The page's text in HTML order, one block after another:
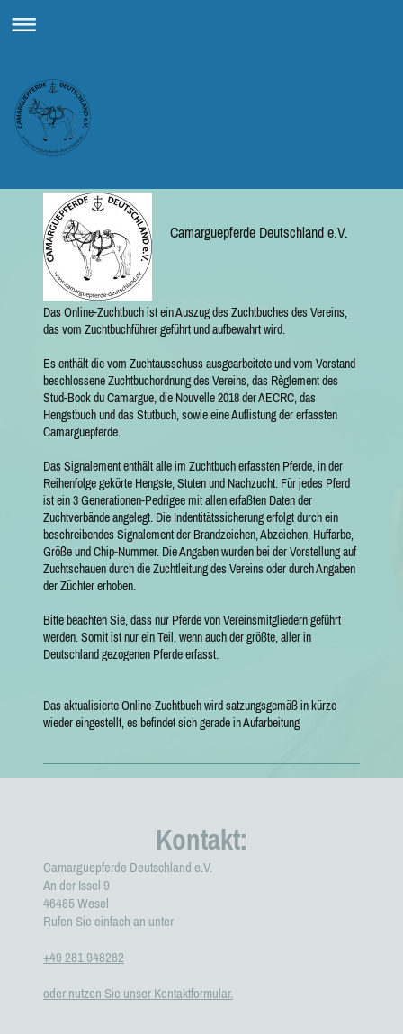
Camarguepferde Deutschland e.V.
Das Online-Zuchtbuch ist ein Auszug des Zuchtbuches des Vereins,
das vom Zuchtbuchführer geführt und aufbewahrt wird.
Es enthält die vom Zuchtausschuss ausgearbeitete und vom Vorstand
beschlossene Zuchtbuchordnung des Vereins, das Règlement des
Stud-Book du Camargue, die Nouvelle 2018 der AECRC, das
Hengstbuch und das Stutbuch, sowie eine Auflistung der erfassten
Camarguepferde.
Das Signalement enthält alle im Zuchtbuch erfassten Pferde, in der
Reihenfolge gekörte Hengste, Stuten und Nachzucht. Für jedes Pferd
ist ein 3 Generationen-Pedrigee mit allen erfaßten Daten der
Zuchtverbände angelegt. Die Indentitätssicherung erfolgt durch ein
beschreibendes Signalement der Brandzeichen, Abzeichen, Huffarbe,
Größe und Chip-Nummer. Die Angaben wurden bei der Vorstellung auf
Zuchtschauen durch die Zuchtleitung des Vereins oder durch Angaben
der Züchter erhoben.
Bitte beachten Sie, dass nur Pferde von Vereinsmitgliedern geführt
werden. Somit ist nur ein Teil, wenn auch der größte, aller in
Deutschland gezogenen Pferde erfasst.
Das aktualisierte Online-Zuchtbuch wird satzungsgemäß in kürze
wieder eingestellt, es befindet sich gerade in Aufarbeitung
Kontakt:
Camarguepferde Deutschland e.V.
An der Issel 9
46485Wesel
Rufen Sie einfach an unter
+49 281 948282
oder nutzen Sie unser Kontaktformular.